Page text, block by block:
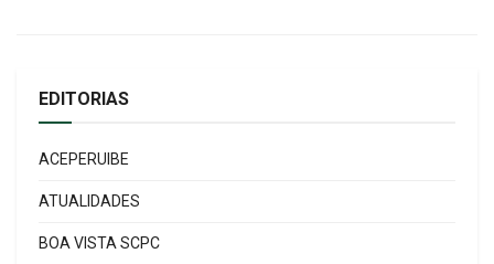
EDITORIAS
ACEPERUIBE
ATUALIDADES
BOA VISTA SCPC